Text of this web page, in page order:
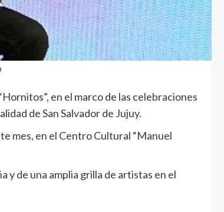
en el marco de las celebraciones
de San Salvador de Jujuy.
mes, en el Centro Cultural “Manuel
y de una amplia grilla de artistas en el